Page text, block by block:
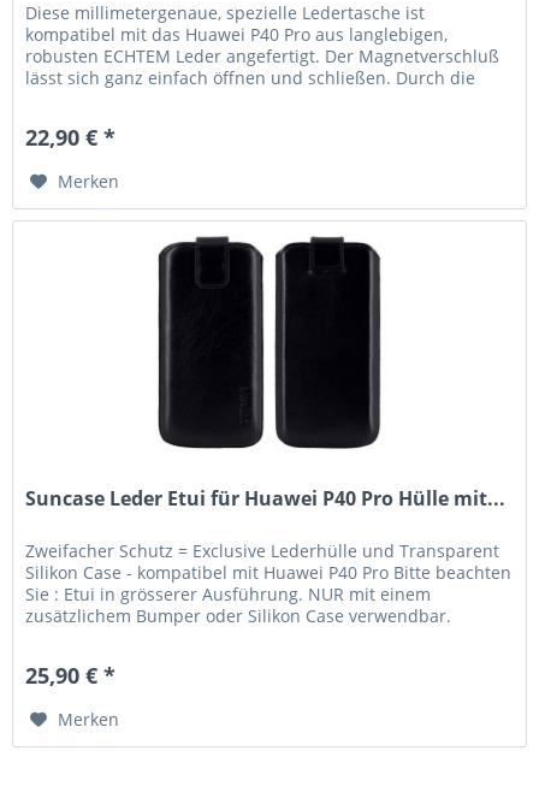
Diese millimetergenaue, spezielle Ledertasche ist
kompatibel mit das Huawei P40 Pro aus langlebigen,
robusten ECHTEM Leder angefertigt. Der Magnetverschluß
lässt sich ganz einfach öffnen und schließen. Durch die
22,90 € *
Merken
Suncase Leder Etui für Huawei P40 Pro Hülle mit...
Zweifacher Schutz = Exclusive Lederhülle und Transparent
Silikon Case - kompatibel mit Huawei P40 Pro Bitte beachten
Sie : Etui in grösserer Ausführung. NUR mit einem
zusätzlichem Bumper oder Silikon Case verwendbar.
25,90 € *
Merken